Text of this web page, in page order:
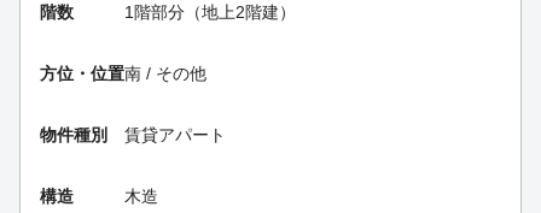
階数 1階部分（地上2階建）
方位・位置南 / その他
物件種別 賃貸アパート
構造 木造